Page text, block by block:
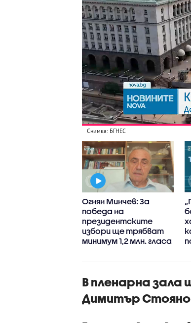
Снимка: БГНЕС
Огнян Минчев: За
победа на
президентските
избори ще трябват
минимум 1,2 млн. гласа
В пленарна
Димитър